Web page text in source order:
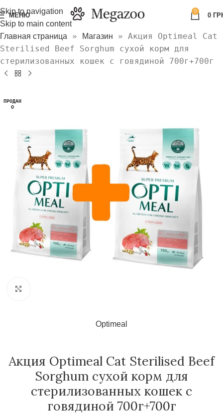
Skip to navigation
Skip to main content
МЕНЮ
0
0
Главная страница » Магазин » Акция Optimeal Cat
Sterilised Beef Sorghum сухой корм для
стерилизованных кошек с говядиной 700г+700г
ПРОДАН
О
Optimeal
Акция Optimeal Cat Sterilised Beef
Sorghum сухой корм для
стерилизованных кошек с
говядиной 700г+700г